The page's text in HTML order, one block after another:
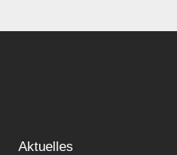
Aktuelles